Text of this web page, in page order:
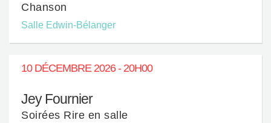
Chanson
Salle Edwin-Bélanger
10 DÉCEMBRE 2026 - 20H00
Jey Fournier
Soirées Rire en salle